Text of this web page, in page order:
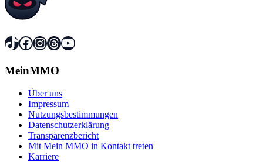
TikTok
Facebook
Instagram
Threads
YouTube
MeinMMO
Über uns
Impressum
Nutzungsbestimmungen
Datenschutzerklärung
Transparenzbericht
Mit Mein MMO in Kontakt treten
Karriere